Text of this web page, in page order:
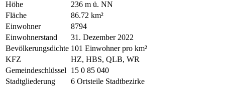
Höhe
236 m ü. NN
Fläche
86.72 km²
Einwohner
8794
Einwohnerstand
31. Dezember 2022
Bevölkerungsdichte 101 Einwohner pro km²
KFZ
HZ, HBS, QLB, WR
Gemeindeschlüssel
15 0 85 040
Stadtgliederung
6 Ortsteile Stadtbezirke